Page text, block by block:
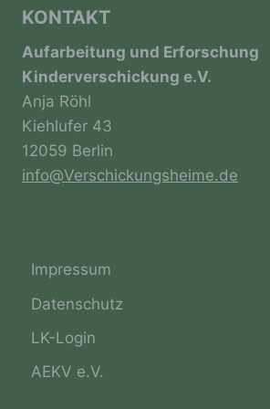
KONTAKT
Aufarbeitung und Erforschung
Kinderverschickung e.V.
Anja Röhl
Kiehlufer 43
12059 Berlin
info@Verschickungsheime.de
Impressum
Datenschutz
LK-Login
AEKV e.V.
d) Einschränkung der
Einschränkung der
Markierung gespeicherter
personenbezogener Daten mit
Profiling ist jede Art der
darin besteht, dass diese
personenbezogenen Daten
werden, um bestimmte
die sich auf eine natürliche